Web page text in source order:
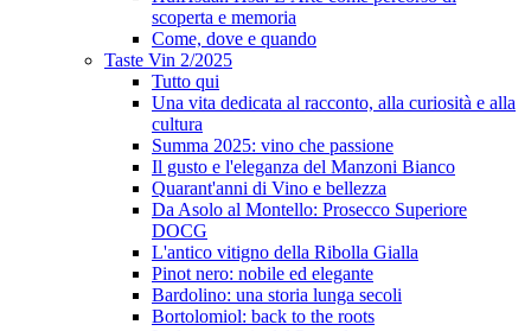
scoperta e memoria
Come, dove e quando
Taste Vin 2/2025
Tutto qui
Una vita dedicata al racconto, alla curiosità e alla
cultura
Summa 2025: vino che passione
Il gusto e l'eleganza del Manzoni Bianco
Quarant'anni di Vino e bellezza
Da Asolo al Montello: Prosecco Superiore
DOCG
L'antico vitigno della Ribolla Gialla
Pinot nero: nobile ed elegante
Bardolino: una storia lunga secoli
Bortolomiol: back to the roots